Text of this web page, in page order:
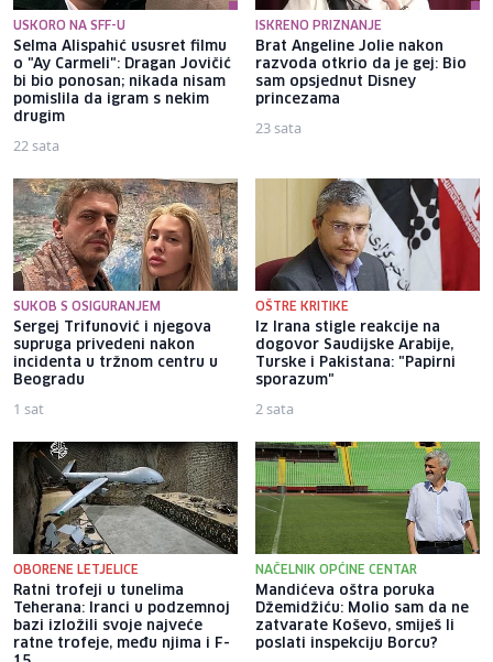
USKORO NA SFF-U
Selma Alispahić ususret filmu
o "Ay Carmeli": Dragan Jovičić
bi bio ponosan; nikada nisam
pomislila da igram s nekim
drugim
22 sata
ISKRENO PRIZNANJE
Brat Angeline Jolie nakon
razvoda otkrio da je gej: Bio
sam opsjednut Disney
princezama
23 sata
SUKOB S OSIGURANJEM
Sergej Trifunović i njegova
supruga privedeni nakon
incidenta u tržnom centru u
Beogradu
1 sat
OŠTRE KRITIKE
Iz Irana stigle reakcije na
dogovor Saudijske Arabije,
Turske i Pakistana: "Papirni
sporazum"
2 sata
OBORENE LETJELICE
Ratni trofeji u tunelima
Teherana: Iranci u podzemnoj
bazi izložili svoje najveće
ratne trofeje, među njima i F-
NAČELNIK OPĆINE CENTAR
Mandićeva oštra poruka
Džemidžiću: Molio sam da ne
zatvarate Koševo, smiješ li
poslati inspekciju Borcu?